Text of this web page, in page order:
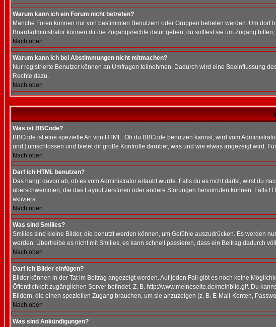
Warum kann ich ein Forum nicht betreten?
Manche Foren können nur von bestimmten Benutzern oder Gruppen betreten werden. Um
Boardadministrator können dir die Zugangsrechte dafür geben, du solltest sie um Zugang
Nach oben
Warum kann ich bei Abstimmungen nicht mitmachen?
Nur registrierte Benutzer können an Umfragen teilnehmen. Dadurch wird eine Beeinflussung
Rechte dazu.
Nach oben
Was ist BBCode?
BBCode ist eine spezielle Art von HTML. Ob du BBCode benutzen kannst, wird vom
und ] umschlossen und bietet dir große Kontrolle darüber, was und wie etwas angezeigt wird.
Nach oben
Darf ich HTML benutzen?
Das hängt davon ab, ob es vom Administrator erlaubt wurde. Falls du es nicht darfst, wirst du
überschwemmen, die das Layout zerstören oder andere Störungen hervorrufen können. Falls
aktivierst.
Nach oben
Was sind Smilies?
Smilies sind kleine Bilder, die benutzt werden können, um Gefühle auszudrücken. Es werden
werden. Übertreibe es nicht mit Smilies, es kann schnell passieren, dass ein Beitrag dadurch
Nach oben
Darf ich Bilder einfügen?
Bilder können in der Tat im Beitrag angezeigt werden. Auf jeden Fall gibt es noch keine
Öffentlichkeit zugänglichen Server befindet. Z. B. http://www.meineseite.de/meinbild.gif. Du
Bildern, die einen speziellen Zugang brauchen, um sie anzuzeigen (z. B. E-Mail-Konten,
Nach oben
Was sind Ankündigungen?